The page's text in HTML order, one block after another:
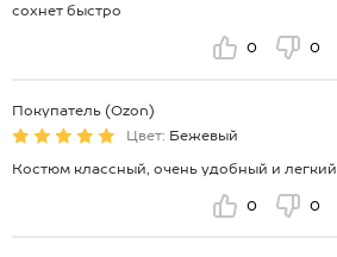
сохнет быстро
0 0
Покупатель (Ozon)
Цвет: Бежевый
Костюм классный, очень удобный и легкий.
0 0